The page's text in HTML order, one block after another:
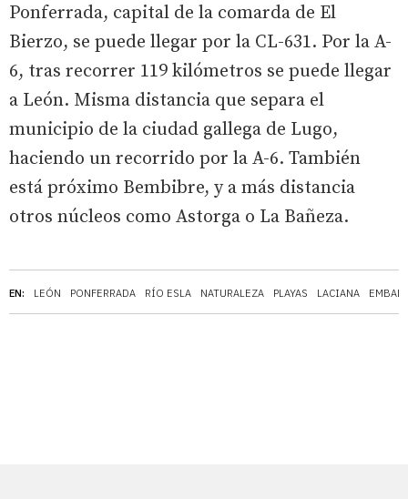
EN: LEÓN PONFERRADA RÍO ESLA NATURALEZA PLAYAS LACIANA
Ponferrada, capital de la comarda de El
Bierzo, se puede llegar por la CL-631. Por la A-
6, tras recorrer 119 kilómetros se puede llegar
a León. Misma distancia que separa el
municipio de la ciudad gallega de Lugo,
haciendo un recorrido por la A-6. También
está próximo Bembibre, y a más distancia
otros núcleos como Astorga o La Bañeza.